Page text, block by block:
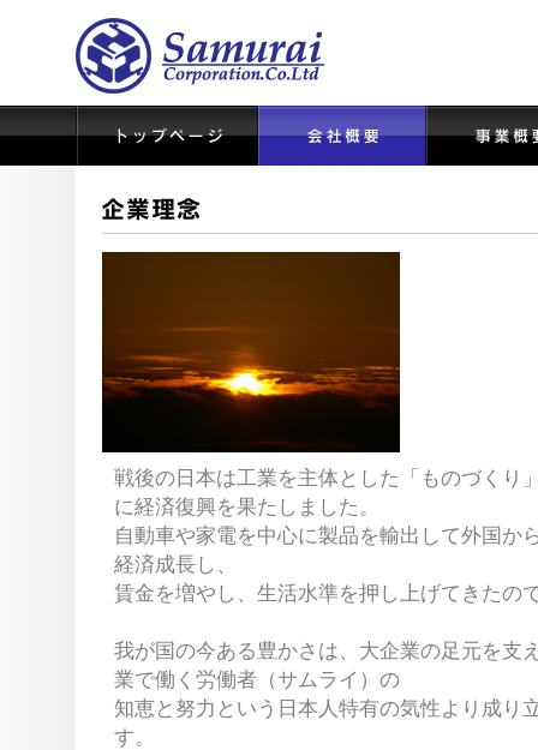
戦後の日本は工業を主体とした「ものづくり
に経済復興を果たしました。
自動車や家電を中心に製品を輸出して外国か
経済成長し、
賃金を増やし、生活水準を押し上げてきたの
我が国の今ある豊かさは、大企業の足元を支
業で働く労働者（サムライ）の
知恵と努力という日本人特有の気性より成り
す。